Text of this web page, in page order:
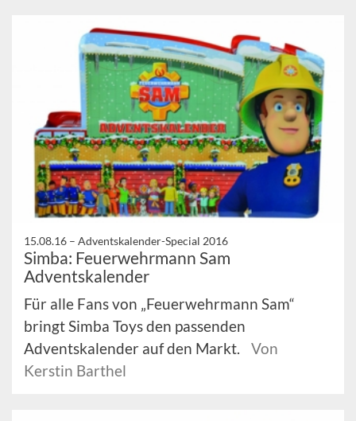
15.08.16 – Adventskalender-Special 2016
Simba: Feuerwehrmann Sam
Adventskalender
Für alle Fans von „Feuerwehrmann Sam“
bringt Simba Toys den passenden
Adventskalender auf den Markt.
Von
Kerstin Barthel